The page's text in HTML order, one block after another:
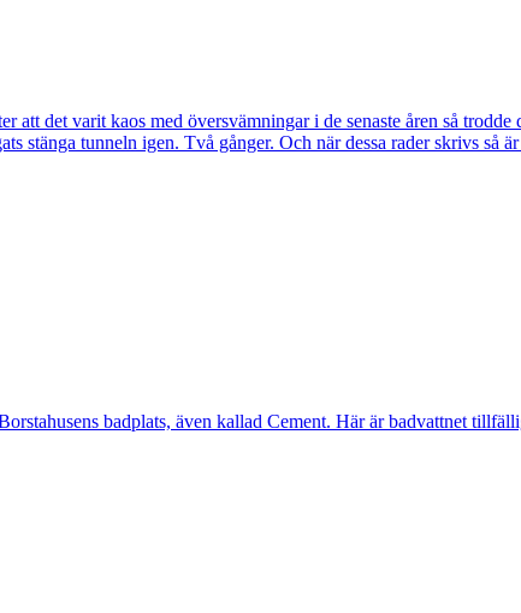
det varit kaos med översvämningar i de senaste åren så
stänga tunneln igen. Två gånger. Och när dessa rader skrivs så
badplats, även kallad Cement. Här är badvattnet